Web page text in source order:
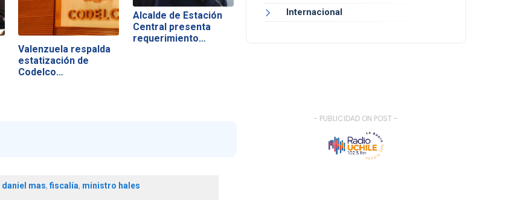
Valenzuela respalda
estatización de
Codelco…
Alcalde de Estación
Central presenta
requerimiento…
daniel mas, fiscalía, ministro hales
Internacional
- PUBLICIDAD ON POST -